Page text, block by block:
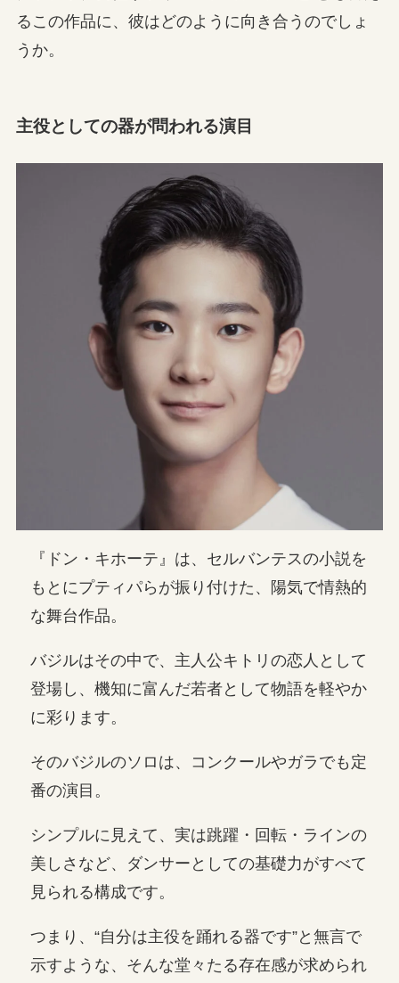
るこの作品に、彼はどのように向き合うのでしょ
うか。
主役としての器が問われる演目
『ドン・キホーテ』は、セルバンテスの小説を
もとにプティパらが振り付けた、陽気で情熱的
な舞台作品。
バジルはその中で、主人公キトリの恋人として
登場し、機知に富んだ若者として物語を軽やか
に彩ります。
そのバジルのソロは、コンクールやガラでも定
番の演目。
シンプルに見えて、実は跳躍・回転・ラインの
美しさなど、ダンサーとしての基礎力がすべて
見られる構成です。
つまり、“自分は主役を踊れる器です”と無言で
示すような、そんな堂々たる存在感が求められ